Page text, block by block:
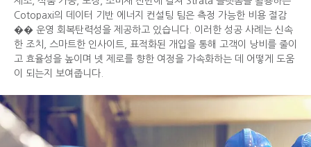
Cotopaxi의 데이터 기반 에너지 컨설팅 팀은 측정 가능한 비용 절감
�� 운영 회복탄력성을 제공하고 있습니다. 이러한 성공 사례는 신속
한 조치, 스마트한 인사이트, 표적화된 개입을 통해 고객이 낭비를 줄이
고 효율성을 높이며 넷 제로를 향한 여정을 가속화하는 데 어떻게 도움
이 되는지 보여줍니다.